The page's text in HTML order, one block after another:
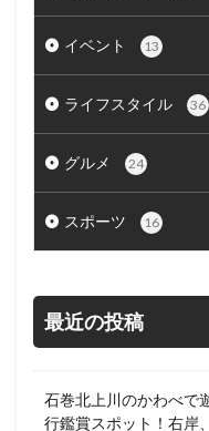
イベント 13
ライフスタイル 36
グルメ 24
スポーツ 16
最近の投稿
石巻北上川のかわべで
行鑑賞スポット！右岸